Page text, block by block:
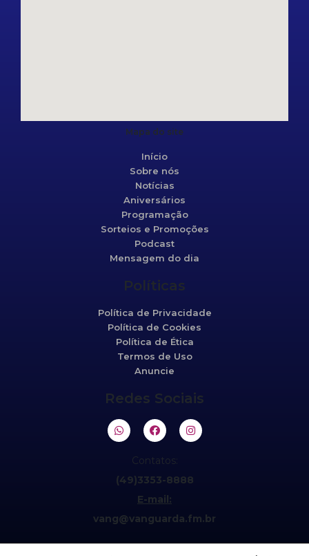
Mapa do site
Início
Sobre nós
Notícias
Aniversários
Programação
Sorteios e Promoções
Podcast
Mensagem do dia
Políticas
Política de Privacidade
Política de Cookies
Política de Ética
Termos de Uso
Anuncie
Redes Sociais
Contatos:
(49)3353-8888
E-mail:
vang@vanguarda.fm.br